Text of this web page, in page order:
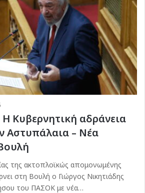
Η Κυβερνητική αδράνεια
Αστυπάλαια – Νέα
της ακτοπλοϊκώς απομονωμένης
στη Βουλή ο Γιώργος Νικητιάδης
του ΠΑΣΟΚ με νέα…